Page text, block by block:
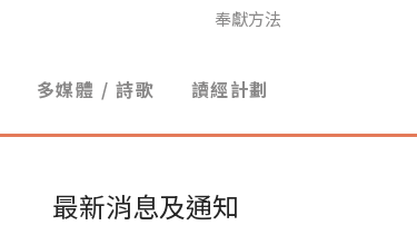
多媒體 / 詩歌 讀經計劃
奉獻方法
最新消息及通知